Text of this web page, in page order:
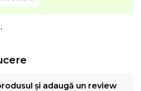
și adaugă un review